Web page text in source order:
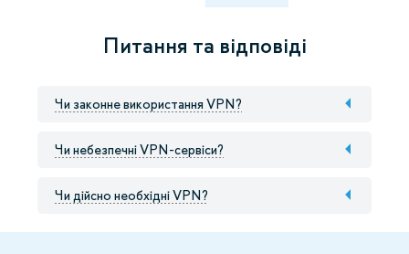
Питання та відповіді
Чи законне використання VPN?
Чи небезпечні VPN-сервіси?
Чи дійсно необхідні VPN?